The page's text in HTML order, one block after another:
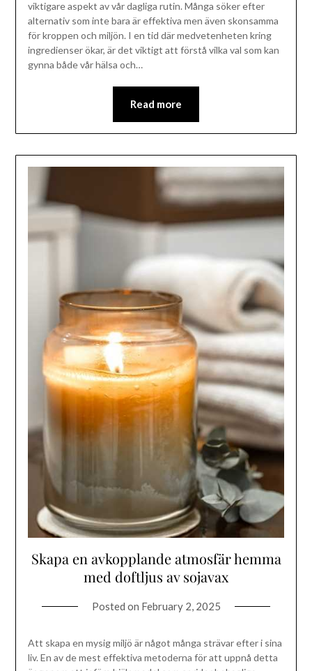
viktigare aspekt av vår dagliga rutin. Många söker efter
alternativ som inte bara är effektiva men även skonsamma
för kroppen och miljön. I en tid där medvetenheten kring
ingredienser ökar, är det viktigt att förstå vilka val som kan
gynna både vår hälsa och…
Read more
Skapa en avkopplande atmosfär hemma
med doftljus av sojavax
Posted on February 2, 2025
Att skapa en mysig miljö är något många strävar efter i sina
liv. En av de mest effektiva metoderna för att uppnå detta